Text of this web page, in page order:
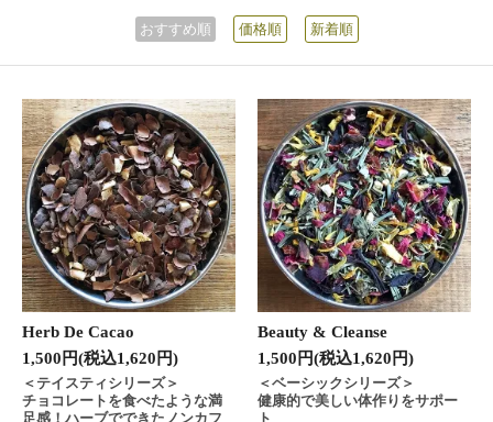
おすすめ順 価格順 新着順
Herb De Cacao
1,500円(税込1,620円)
＜テイスティシリーズ＞
チョコレートを食べたような満
足感！ハーブでできたノンカフ
Beauty & Cleanse
1,500円(税込1,620円)
＜ベーシックシリーズ＞
健康的で美しい体作りをサポー
ト